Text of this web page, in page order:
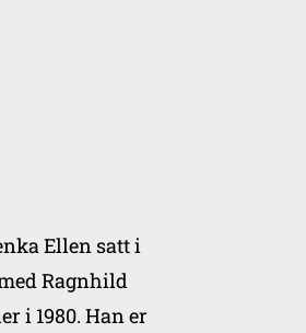
Ellen satt i
Ragnhild
i 1980. Han er